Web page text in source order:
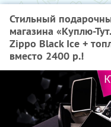
Стильный
магазина «Куплю-
Zippo Black Ice +
вместо 2400 р.!